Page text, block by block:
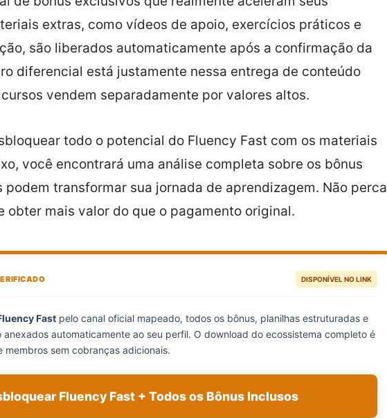
extras, como vídeos de apoio, exercícios práticos e
são liberados automaticamente após a confirmação da
diferencial está justamente nessa entrega de conteúdo
vendem separadamente por valores altos.
todo o potencial do Fluency Fast com os materiais
você encontrará uma análise completa sobre os bônus
podem transformar sua jornada de aprendizagem. Não perca
obter mais valor do que o pagamento original.
DISPONÍVEL NO LINK
Fastpelo canal oficial mapeado, todos os bônus, planilhas estruturadas e
automaticamente ao seu perfil. O download do ecossistema completo é
sem cobranças adicionais.
Fluency Fast + Todos os Bônus Inclusos